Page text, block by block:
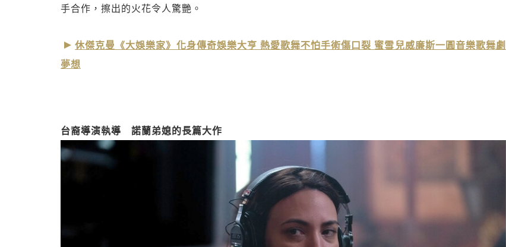
手合作，擦出的火花令人驚艷。
休傑克曼《大娛樂家》化身傳奇娛樂大亨 熱愛歌舞不怕手術傷口裂 蜜雪兒威廉斯一圓音樂歌舞劇
夢想
台裔導演執導 諾蘭弟媳的長篇大作